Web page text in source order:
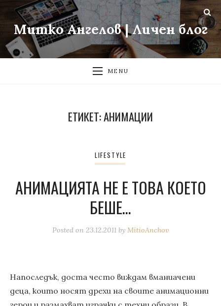
Митко Ангелов | Личен блог
MENU
ЕТИКЕТ:АНИМАЦИИ
LIFESTYLE
АНИМАЦИЯТА НЕ Е ТОВА КОЕТО
БЕШЕ…
Posted on 23.12.2011 by MitioAnchov
Напоследък, доста често виждам вманиачени
деца, които носят дрехи на своите анимационни